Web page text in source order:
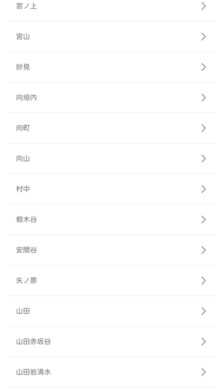
宮ノ上
宮山
妙見
向垣内
向町
向山
村中
椴木谷
安間谷
矢ノ原
山田
山田赤坂谷
山田岩清水